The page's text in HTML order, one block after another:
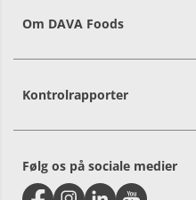
Om DAVA Foods
Kontrolrapporter
Følg os på sociale medier